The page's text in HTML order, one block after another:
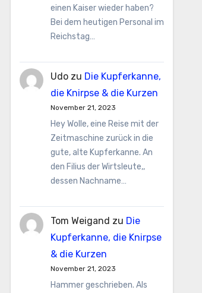
einen Kaiser wieder haben?
Bei dem heutigen Personal im
Reichstag…
Udozu Die Kupferkanne,
die Knirpse & die Kurzen
November 21, 2023
Hey Wolle, eine Reise mit der
Zeitmaschine zurück in die
gute, alte Kupferkanne. An
den Filius der Wirtsleute,,
dessen Nachname…
Tom Weigand zu Die
Kupferkanne, die Knirpse
& die Kurzen
November 21, 2023
Hammer geschrieben. Als